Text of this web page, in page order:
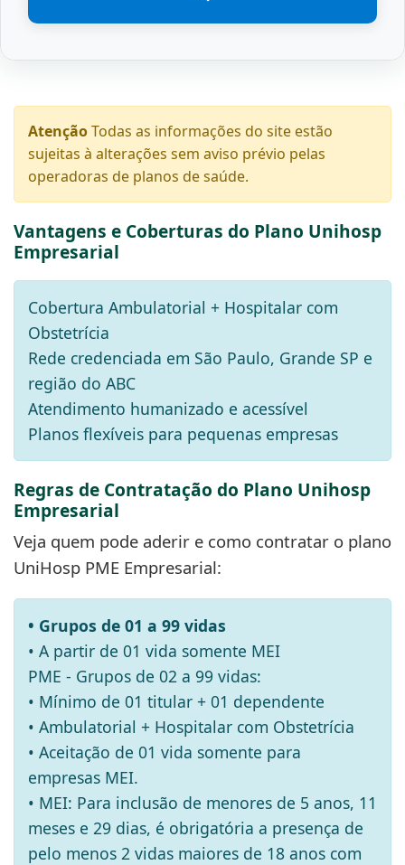
AtençãoTodas as informações do site estão
sujeitas à alterações sem aviso prévio pelas
operadoras de planos de saúde.
Vantagens e Coberturas do Plano Unihosp
Empresarial
Cobertura Ambulatorial + Hospitalar com
Obstetrícia
Rede credenciada em São Paulo, Grande SP e
região do ABC
Atendimento humanizado e acessível
Planos flexíveis para pequenas empresas
Regras de Contratação do Plano Unihosp
Empresarial
Veja quem pode aderir e como contratar o plano
UniHosp PME Empresarial:
• Grupos de 01 a 99 vidas
• A partir de 01 vida somente MEI
PME - Grupos de 02 a 99 vidas:
• Mínimo de 01 titular + 01 dependente
• Ambulatorial + Hospitalar com Obstetrícia
• Aceitação de 01 vida somente para
empresas MEI.
• MEI: Para inclusão de menores de 5 anos, 11
meses e 29 dias, é obrigatória a presença de
pelo menos 2 vidas maiores de 18 anos com